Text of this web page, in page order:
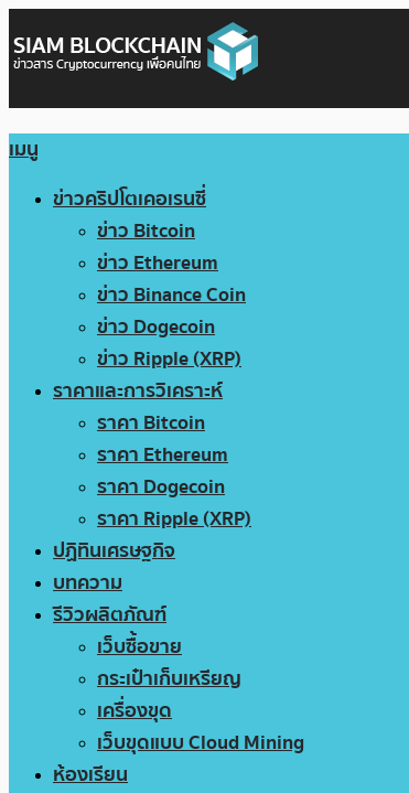
เมนู
ข่าวคริปโตเคอเรนซี่
ข่าว Bitcoin
ข่าว Ethereum
ข่าว Binance Coin
ข่าว Dogecoin
ข่าว Ripple (XRP)
ราคาและการวิเคราะห์
ราคา Bitcoin
ราคา Ethereum
ราคา Dogecoin
ราคา Ripple (XRP)
ปฏิทินเศรษฐกิจ
บทความ
รีวิวผลิตภัณฑ์
เว็บซื้อขาย
กระเป๋าเก็บเหรียญ
เครื่องขุด
เว็บขุดแบบ Cloud Mining
ห้องเรียน